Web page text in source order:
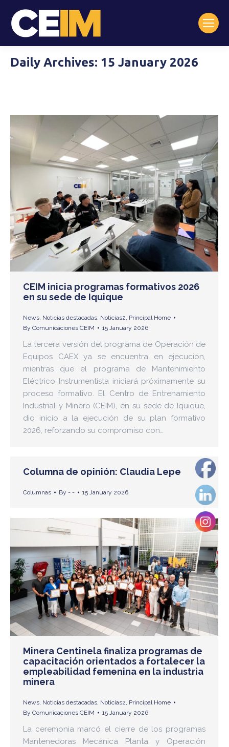
Daily Archives: 15 January 2026
CEIM inicia programas formativos 2026
en su sede de Iquique
News Noticias destacadas Noticias2 Principal Home
By Comunicaciones CEIM 15 January 2026
La tercera versión del programa de Operación de
Equipos CAEX ya se encuentra en ejecución,
mientras que el programa de Mantenimiento
Eléctrico Instrumentista iniciará próximamente su
proceso formativo. El Centro de Entrenamiento
Industrial y Minero (CEIM), en su sede de Iquique,
dio inicio a la ejecución de su plan formativo
2026, reforzando su compromiso con…
Columna de opinión: Claudia Lepe
Columnas By - - 15 January 2026
Minera Centinela finaliza programas de
capacitación orientados a fortalecer la
empleabilidad femenina en la industria
minera
News, Noticias destacadas, Noticias2, Principal Home
By Comunicaciones CEIM 15 January 2026
La ceremonia marcó el cierre de los programas
Mantenedoras Mecánica Planta y Operación